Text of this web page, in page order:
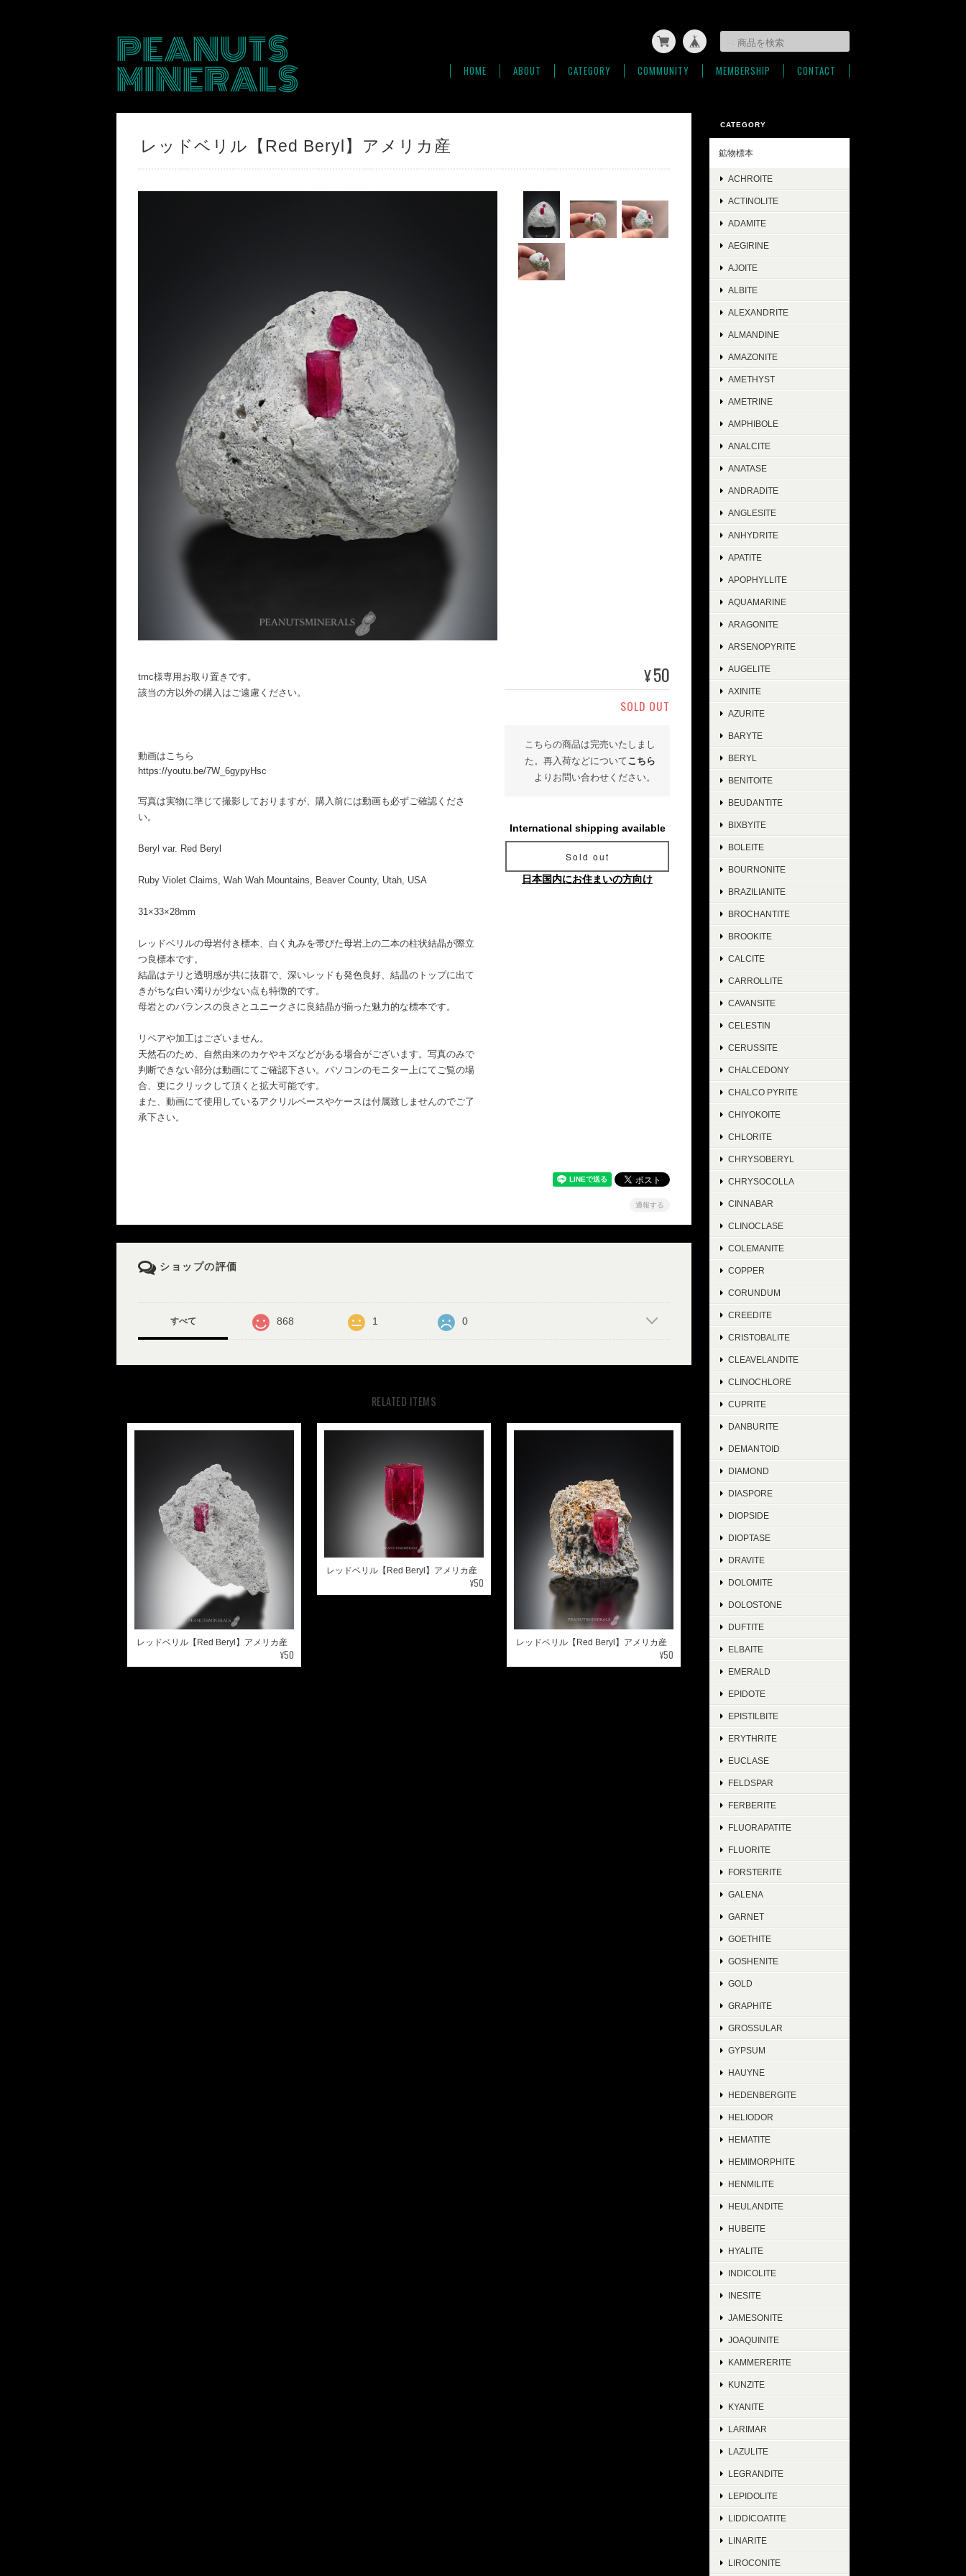
PEANUTS
MINERALS HOME ABOUT CATEGORY COMMUNITY MEMBERSHIP CONTACT
レッドベリル【Red Beryl】アメリカ産
tmc様専用お取り置きです。
該当の方以外の購入はご遠慮ください。
動画はこちら
https://youtu.be/7W_6gypyHsc
写真は実物に準じて撮影しておりますが、購入前には動画も必ずご確認くださ
い。
Beryl var. Red Beryl
Ruby Violet Claims, Wah Wah Mountains, Beaver County, Utah, USA
31×33×28mm
レッドベリルの母岩付き標本、白く丸みを帯びた母岩上の二本の柱状結晶が際立
つ良標本です。
結晶はテリと透明感が共に抜群で、深いレッドも発色良好、結晶のトップに出て
きがちな白い濁りが少ない点も特徴的です。
母岩とのバランスの良さとユニークさに良結晶が揃った魅力的な標本です。
リペアや加工はございません。
天然石のため、自然由来のカケやキズなどがある場合がございます。写真のみで
判断できない部分は動画にてご確認下さい。パソコンのモニター上にてご覧の場
合、更にクリックして頂くと拡大可能です。
また、動画にて使用しているアクリルベースやケースは付属致しませんのでご了
承下さい。
¥50
SOLD OUT
こちらの商品は完売いたしまし
た。再入荷などについてこちら
よりお問い合わせください。
International shipping available
Sold out
日本国内にお住まいの方向け
通報する
ショップの評価
すべて 868 1 0
RELATED ITEMS
レッドベリル【Red Beryl】アメリカ産
¥50
レッドベリル【Red Beryl】アメリカ産
¥50
レッドベリル【Red Beryl】アメリカ産
¥50
CATEGORY
鉱物標本
ACHROITE
ACTINOLITE
ADAMITE
AEGIRINE
AJOITE
ALBITE
ALEXANDRITE
ALMANDINE
AMAZONITE
AMETHYST
AMETRINE
AMPHIBOLE
ANALCITE
ANATASE
ANDRADITE
ANGLESITE
ANHYDRITE
APATITE
APOPHYLLITE
AQUAMARINE
ARAGONITE
ARSENOPYRITE
AUGELITE
AXINITE
AZURITE
BARYTE
BERYL
BENITOITE
BEUDANTITE
BIXBYITE
BOLEITE
BOURNONITE
BRAZILIANITE
BROCHANTITE
BROOKITE
CALCITE
CARROLLITE
CAVANSITE
CELESTIN
CERUSSITE
CHALCEDONY
CHALCO PYRITE
CHIYOKOITE
CHLORITE
CHRYSOBERYL
CHRYSOCOLLA
CINNABAR
CLINOCLASE
COLEMANITE
COPPER
CORUNDUM
CREEDITE
CRISTOBALITE
CLEAVELANDITE
CLINOCHLORE
CUPRITE
DANBURITE
DEMANTOID
DIAMOND
DIASPORE
DIOPSIDE
DIOPTASE
DRAVITE
DOLOMITE
DOLOSTONE
DUFTITE
ELBAITE
EMERALD
EPIDOTE
EPISTILBITE
ERYTHRITE
EUCLASE
FELDSPAR
FERBERITE
FLUORAPATITE
FLUORITE
FORSTERITE
GALENA
GARNET
GOETHITE
GOSHENITE
GOLD
GRAPHITE
GROSSULAR
GYPSUM
HAUYNE
HEDENBERGITE
HELIODOR
HEMATITE
HEMIMORPHITE
HENMILITE
HEULANDITE
HUBEITE
HYALITE
INDICOLITE
INESITE
JAMESONITE
JOAQUINITE
KAMMERERITE
KUNZITE
KYANITE
LARIMAR
LAZULITE
LEGRANDITE
LEPIDOLITE
LIDDICOATITE
LINARITE
LIROCONITE